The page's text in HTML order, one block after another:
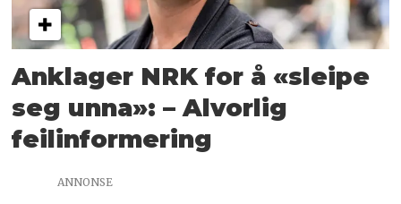
Anklager NRK for å «sleipe
seg unna»: – Alvorlig
feilinformering
ANNONSE